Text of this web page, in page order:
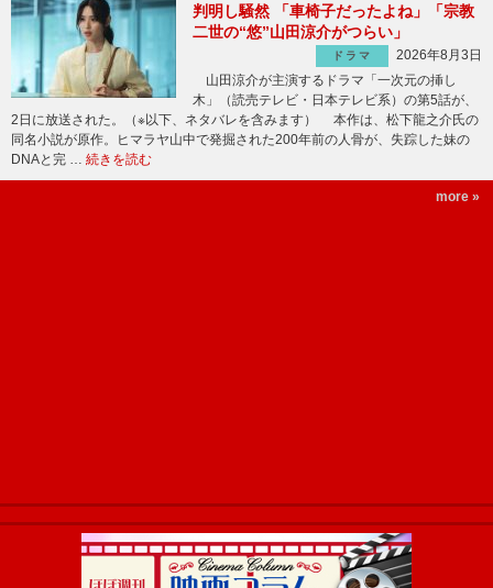
判明し騒然 「車椅子だったよね」「宗教
二世の“悠”山田涼介がつらい」
ドラマ
2026年8月3日
山田涼介が主演するドラマ「一次元の挿し
木」（読売テレビ・日本テレビ系）の第5話が、
2日に放送された。（※以下、ネタバレを含みます） 本作は、松下龍之介氏の
同名小説が原作。ヒマラヤ山中で発掘された200年前の人骨が、失踪した妹の
DNAと完 … 続きを読む
more »